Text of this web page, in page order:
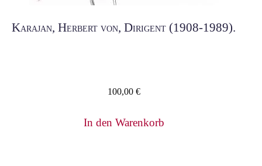
Karajan, Herbert von, Dirigent (1908-1989).
100,00 €
In den Warenkorb